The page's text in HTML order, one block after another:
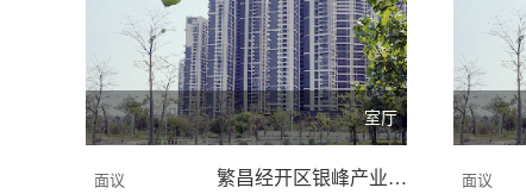
室厅
面议 繁昌经开区银峰产业园/4000.00 平米 面议